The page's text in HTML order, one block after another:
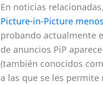
En noticias
Picture-in-Picture
probando actualmente
de anuncios PiP
(también conocidos
a las que se les